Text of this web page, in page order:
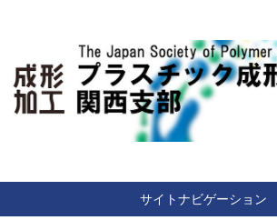
（一社）プラス
形加工学会 関
Japan Society of Polymer Processing
サイトナビゲーション